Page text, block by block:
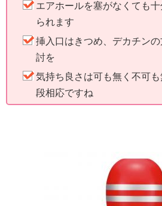
エアホールを塞がなくても
られます
挿入口はきつめ、デカチン
討を
気持ち良さは可も無く不可
段相応ですね